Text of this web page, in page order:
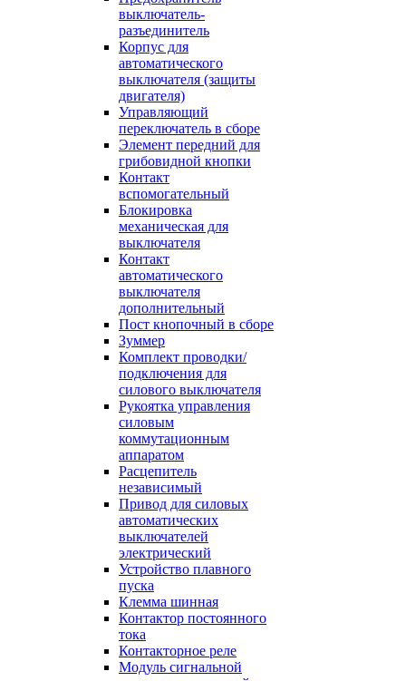
выключатель-
разъединитель
Корпус для
автоматического
выключателя (защиты
двигателя)
Управляющий
переключатель в сборе
Элемент передний для
грибовидной кнопки
Контакт
вспомогательный
Блокировка
механическая для
выключателя
Контакт
автоматического
выключателя
дополнительный
Пост кнопочный в сборе
Зуммер
Комплект проводки/
подключения для
силового выключателя
Рукоятка управления
силовым
коммутационным
аппаратом
Расцепитель
независимый
Привод для силовых
автоматических
выключателей
электрический
Устройство плавного
пуска
Клемма шинная
Контактор постоянного
тока
Контакторное реле
Модуль сигнальной